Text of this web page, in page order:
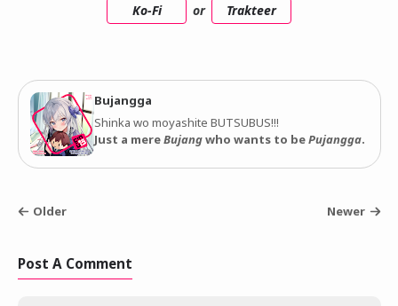
Ko-Fi
or Trakteer
Bujangga
Shinka wo moyashite BUTSUBUS!!!
Just a mereBujangwho wants to bePujangga.
Older Newer
Post A Comment